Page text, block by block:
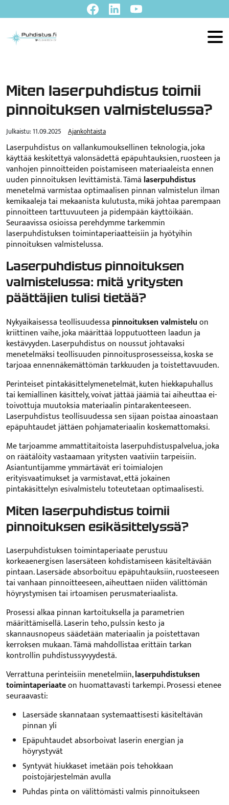
Miten laserpuhdistus toimii
pinnoituksen valmistelussa?
Julkaistu:11.09.2025 Ajankohtaista
Laserpuhdistus on vallankumouksellinen teknologia, joka
käyttää keskitettyä valonsädettä epäpuhtauksien, ruosteen ja
vanhojen pinnoitteiden poistamiseen materiaaleista ennen
uuden pinnoituksen levittämistä. Tämä laserpuhdistus
menetelmä varmistaa optimaalisen pinnan valmistelun ilman
kemikaaleja tai mekaanista kulutusta, mikä johtaa parempaan
pinnoitteen tarttuvuuteen ja pidempään käyttöikään.
Seuraavissa osioissa perehdymme tarkemmin
laserpuhdistuksen toimintaperiaatteisiin ja hyötyihin
pinnoituksen valmistelussa.
Laserpuhdistus pinnoituksen
valmistelussa: mitä yritysten
päättäjien tulisi tietää?
Nykyaikaisessa teollisuudessa pinnoituksen valmisteluon
kriittinen vaihe, joka määrittää lopputuotteen laadun ja
kestävyyden. Laserpuhdistus on noussut johtavaksi
menetelmäksi teollisuuden pinnoitusprosesseissa, koska se
tarjoaa ennennäkemättömän tarkkuuden ja toistettavuuden.
Perinteiset pintakäsittelymenetelmät, kuten hiekkapuhallus
tai kemiallinen käsittely, voivat jättää jäämiä tai aiheuttaa ei-
toivottuja muutoksia materiaalin pintarakenteeseen.
Laserpuhdistus teollisuudessa sen sijaan poistaa ainoastaan
epäpuhtaudet jättäen pohjamateriaalin koskemattomaksi.
Me tarjoamme ammattitaitoista laserpuhdistuspalvelua, joka
on räätälöity vastaamaan yritysten vaativiin tarpeisiin.
Asiantuntijamme ymmärtävät eri toimialojen
erityisvaatimukset ja varmistavat, että jokainen
pintakäsittelyn esivalmistelu toteutetaan optimaalisesti.
Miten laserpuhdistus toimii
pinnoituksen esikäsittelyssä?
Laserpuhdistuksen toimintaperiaate perustuu
korkeaenergisen lasersäteen kohdistamiseen käsiteltävään
pintaan. Lasersäde absorboituu epäpuhtauksiin, ruosteeseen
tai vanhaan pinnoitteeseen, aiheuttaen niiden välittömän
höyrystymisen tai irtoamisen perusmateriaalista.
Prosessi alkaa pinnan kartoituksella ja parametrien
määrittämisellä. Laserin teho, pulssin kesto ja
skannausnopeus säädetään materiaalin ja poistettavan
kerroksen mukaan. Tämä mahdollistaa erittäin tarkan
kontrollin puhdistussyvyydestä.
Verrattuna perinteisiin menetelmiin,laserpuhdistuksen
toimintaperiaateon huomattavasti tarkempi. Prosessi etenee
seuraavasti:
Lasersäde skannataan systemaattisesti käsiteltävän
pinnan yli
Epäpuhtaudet absorboivat laserin energian ja
höyrystyvät
Syntyvät hiukkaset imetään pois tehokkaan
poistojärjestelmän avulla
Puhdas pinta on välittömästi valmis pinnoitukseen